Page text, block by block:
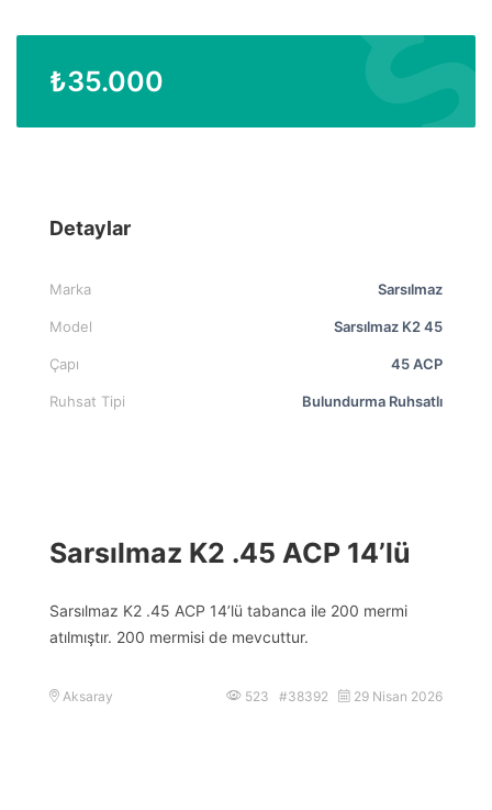
₺35.000
Detaylar
Marka Sarsılmaz
Model Sarsılmaz K2 45
Çapı 45 ACP
Ruhsat Tipi Bulundurma Ruhsatlı
Sarsılmaz K2 .45 ACP 14’lü
Sarsılmaz K2 .45 ACP 14’lü tabanca ile 200 mermi
atılmıştır. 200 mermisi de mevcuttur.
Aksaray 523 #38392 29 Nisan 2026